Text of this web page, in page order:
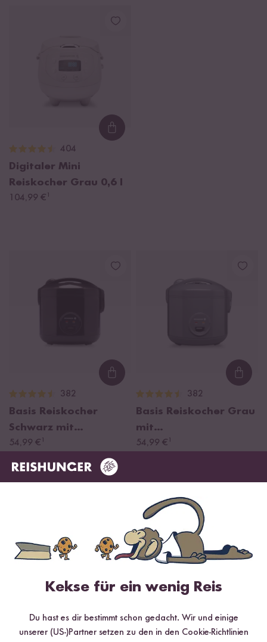
Loading...
404
Digitaler Mini
Reiskocher Grau 0,6 l
104,99 € ¹
Loading...
382
Basis Reiskocher
Schwarz mit
Keramikbeschichtung
1,2l
54,99 € ¹
382
Basis Reiskocher Grau
mit
Keramikbeschichtung
54,99 € ¹
Loading...
Basis Reiskocher Weiß
mit
Großer Basis
Reiskocher Schwarz
Kekse für ein wenig Reis
Du hast es dir bestimmt schon gedacht. Wir und einige
unserer (US-)Partner setzen zu den in den Cookie-Richtlinien